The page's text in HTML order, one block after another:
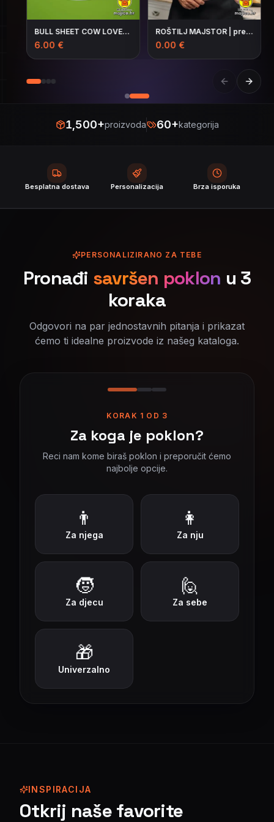
BULL SHEET COW LOVER CLUB MOO.. I MEAN BOO v5 | šalica s natpisom
6.00€
ROŠTILJ MAJSTOR | pregača s natpisom
0.00€
1,500+proizvoda 60+kategorija
Besplatna dostava Personalizacija Brza isporuka
PERSONALIZIRANO ZA TEBE
Pronađi savršen poklon u 3
koraka
Odgovori na par jednostavnih pitanja i prikazat
ćemo ti idealne proizvode iz našeg kataloga.
KORAK 1 OD 3
Za koga je poklon?
Reci nam kome biraš poklon i preporučit ćemo
najbolje opcije.
👨
Za njega
👩
Za nju
🧒
Za djecu
🙋
Za sebe
🎁
Univerzalno
INSPIRACIJA
Otkrij naše favorite